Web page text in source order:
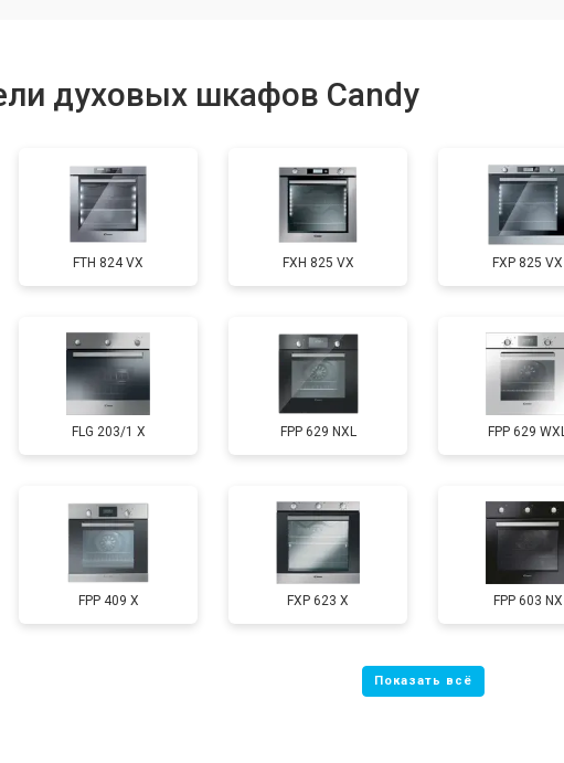
духовых шкафов Candy
FTH 824 VX FXH 825 VX FXP 825 VX
FLG 203/1 X FPP 629 NXL FPP 629 WXL
FPP 409 X FXP 623 X FPP 603 NX